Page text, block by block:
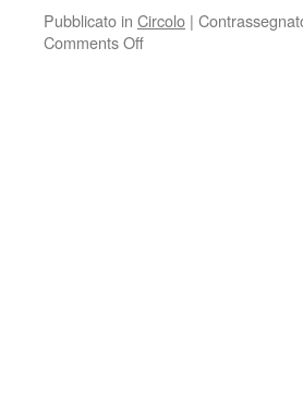
Pubblicato in Circolo |
Comments Offon